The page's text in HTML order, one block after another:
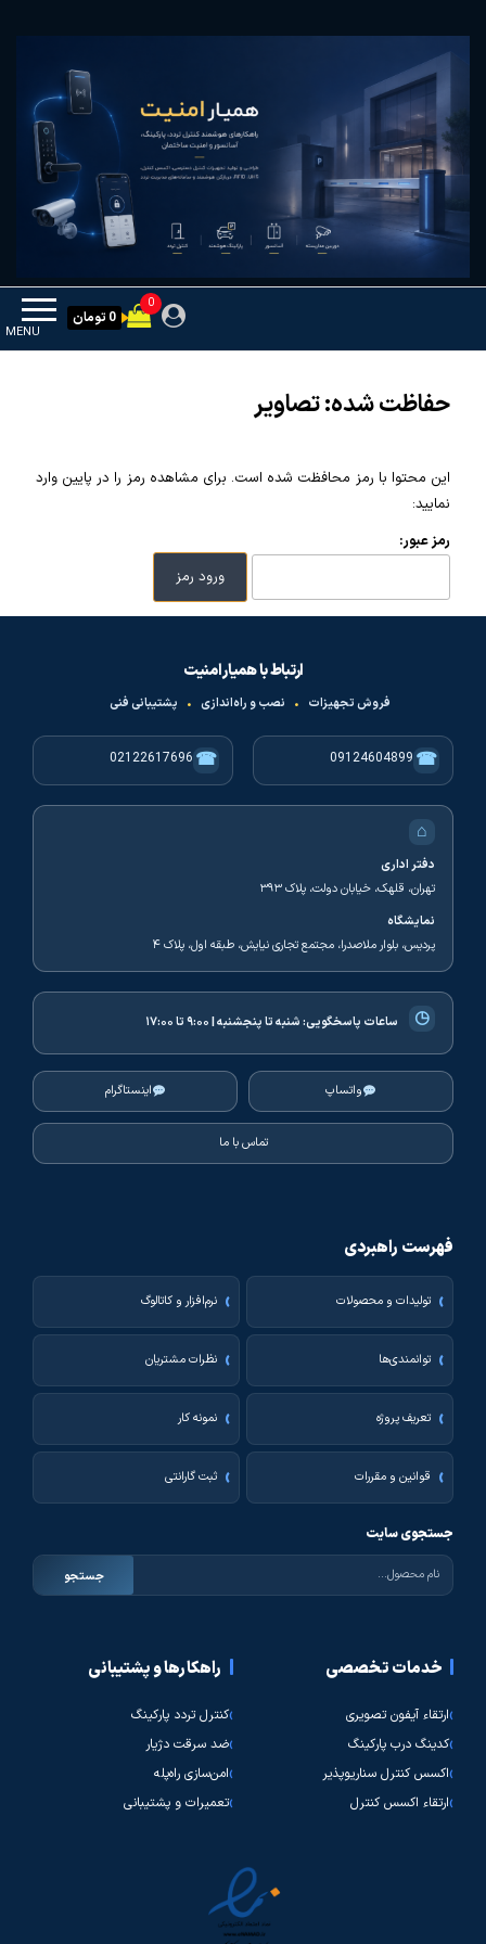
MENU
0
0 تومان
حفاظت شده: تصاویر
این محتوا با رمز محافظت شده است. برای مشاهده رمز را در پایین وارد
نمایید:
رمز عبور:
ارتباط با همیار امنیت
فروش تجهیزات • نصب و راه‌اندازی • پشتیبانی فنی
☎
09124604899
☎
02122617696
⌂
دفتر اداری
تهران، قلهک، خیابان دولت، پلاک ۳۹۳
نمایشگاه
پردیس، بلوار ملاصدرا، مجتمع تجاری نیایش، طبقه اول، پلاک ۴
◷ ساعات پاسخگویی:شنبه تا پنجشنبه | ۹:۰۰ تا ۱۷:۰۰
واتساپ اینستاگرام
تماس با ما
فهرست راهبردی
تولیدات و محصولات نرم‌افزار و کاتالوگ
توانمندی‌ها نظرات مشتریان
تعریف پروژه نمونه کار
قوانین و مقررات ثبت گارانتی
جستجوی سایت
جستجو
خدمات تخصصی
ارتقاء آیفون تصویری
کدینگ درب پارکینگ
اکسس کنترل سناریوپذیر
ارتقاء اکسس کنترل
راهکارها و پشتیبانی
کنترل تردد پارکینگ
ضد سرقت دژیار
امن‌سازی راه‌پله
تعمیرات و پشتیبانی